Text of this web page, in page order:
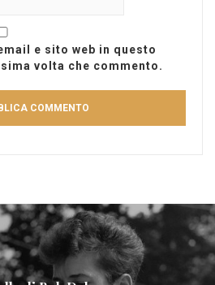
e sito web in questo
volta che commento.